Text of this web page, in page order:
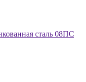
сталь 08ПС